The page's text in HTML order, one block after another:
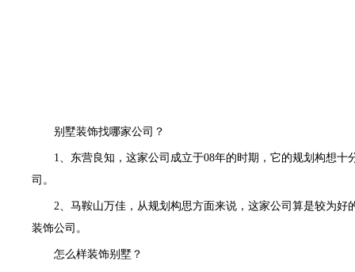
别墅装饰找哪家公司？
1、东营良知， 这家公司成立于08年的时期，它的规划构想
司。
2、马鞍山万佳，从规划构思方面来说，这家公司算是较为
装饰公司。
怎么样装饰别墅？